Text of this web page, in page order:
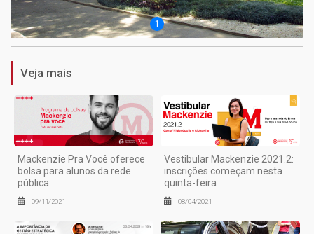
1
Veja mais
Mackenzie Pra Você oferece
bolsa para alunos da rede
pública
09/11/2021
Vestibular Mackenzie 2021.2:
inscrições começam nesta
quinta-feira
08/04/2021